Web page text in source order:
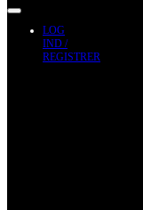
LOG
IND /
REGISTRER